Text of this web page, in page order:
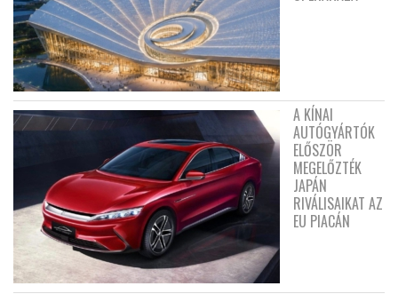
A KÍNAI
AUTÓGYÁRTÓK
ELŐSZÖR
MEGELŐZTÉK
JAPÁN
RIVÁLISAIKAT AZ
EU PIACÁN